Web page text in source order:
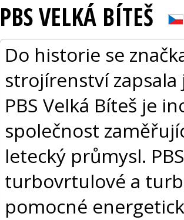
PBS VELKÁ BÍTEŠ
Do historie se
strojírenství
PBS Velká Bíteš je
společnost
letecký průmysl.
turbovrtulové a
pomocné